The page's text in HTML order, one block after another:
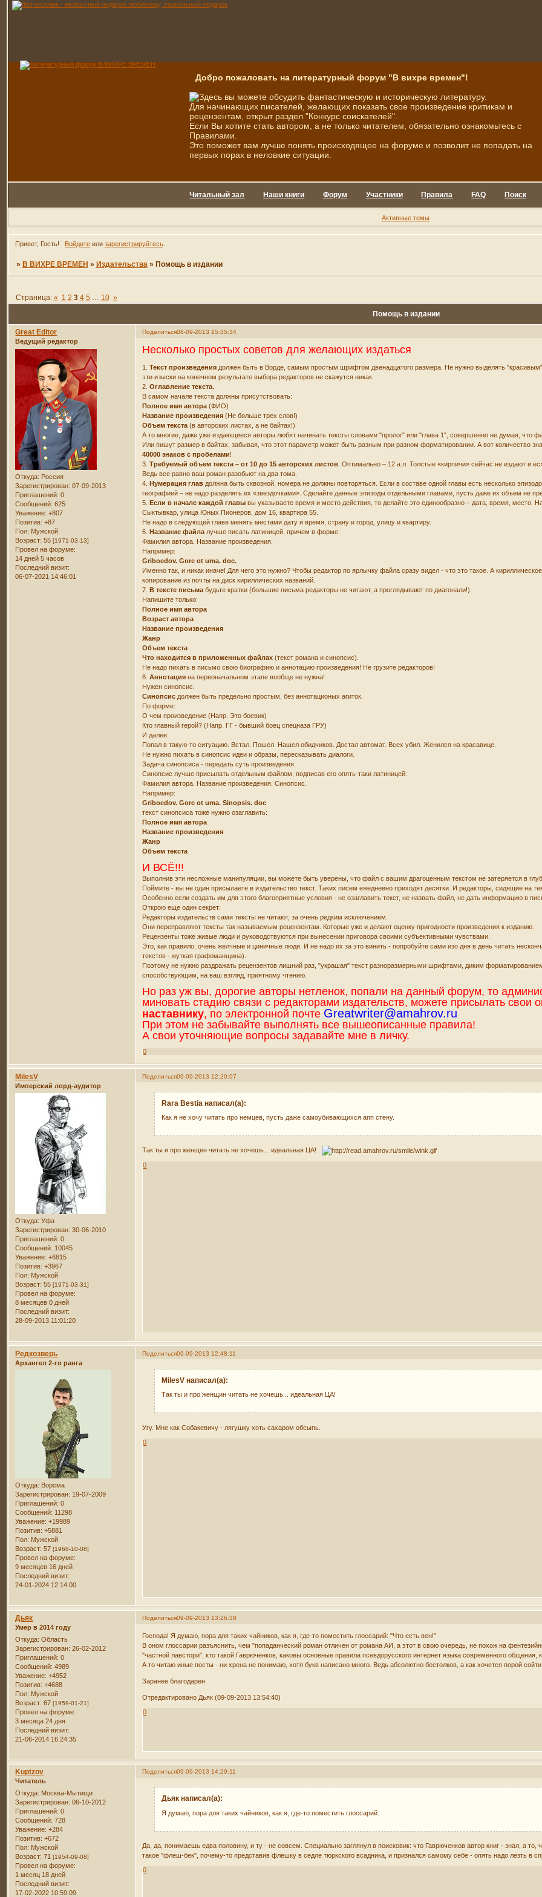
Добро пожаловать на литературный форум "В вихре времен"!
Здесь вы можете обсудить фантастическую и историческую литературу.
Для начинающих писателей, желающих показать свое произведение критикам и
рецензентам, открыт раздел "Конкурс соискателей".
Если Вы хотите стать автором, а не только читателем, обязательно ознакомьтесь с
Правилами.
Это поможет вам лучше понять происходящее на форуме и позволит не попадать на
первых порах в неловкие ситуации.
Читальный зал Наши книги Форум Участники Правила FAQ Поиск
Активные темы
Привет, Гость! Войдитеили зарегистрируйтесь.
» В ВИХРЕ ВРЕМЕН » Издательства » Помощь в издании
Помощь в издании
Страница: « 1 2 3 4 5 … 10 »
Поделиться08-09-2013 15:35:34
Great Editor
Ведущий редактор
Откуда: Россия
Зарегистрирован: 07-09-2013
Приглашений: 0
Сообщений: 625
Уважение: +807
Позитив: +87
Пол: Мужской
Возраст: 55[1971-03-13]
Провел на форуме:
14 дней 5 часов
Последний визит:
06-07-2021 14:46:01
Несколько простых советов для желающих издаться
1.Текст произведения должен быть в Ворде, самым простым шрифтом двенадцатого размера. Не нужно выделять
эти изыски на конечном результате выбора редакторов не скажутся никак.
2.Оглавление текста.
В самом начале текста должны присутствовать:
Полное имя автора (ФИО)
Название произведения(Не больше трех слов!)
Объем текста (в авторских листах, а не байтах!)
А то многие, даже уже издающиеся авторы любят начинать тексты словами "пролог" или "глава 1", совершенно не думая, что
Или пишут размер в байтах, забывая, что этот параметр может быть разным при разном форматировании. А вот количество
40000 знаков с пробелами!
3.Требуемый объем текста – от 10 до 15 авторских листов . Оптимально – 12 а.л. Толстые «кирпичи» сейчас не издают и
Ведь все равно ваш роман разобьют на два тома.
4.Нумерация глав должна быть сквозной, номера не должны повторяться. Если в составе одной главы есть несколько
географией – не надо разделять их «звездочками». Сделайте данные эпизоды отдельными главами, пусть даже их объем не
5.Если в начале каждой главы вы указываете время и место действия, то делайте это единообразно – дата, время,
Сыктывкар, улица Юных Пионеров, дом 16, квартира 55.
Не надо в следующей главе менять местами дату и время, страну и город, улицу и квартиру.
6.Название файла лучше писать латиницей, причем в форме:
Фамилия автора. Название произведения.
Например:
Griboedov. Gore ot uma. doc.
Именно так, и никак иначе! Для чего это нужно? Чтобы редактор по ярлычку файла сразу видел - что это такое. А
копирование из почты на диск кириллических названий.
7.В тексте письма будьте кратки (большие письма редакторы не читают, а проглядывают по диагонали!).
Напишите только:
Полное имя автора
Возраст автора
Название произведения
Жанр
Объем текста
Что находится в приложенных файлах (текст романа и синопсис).
Не надо пихать в письмо свою биографию и аннотацию произведения! Не грузите редакторов!
8.Аннотация на первоначальном этапе вообще не нужна!
Нужен синопсис.
Синопсис должен быть предельно простым, без аннотационых агиток.
По форме:
О чем произведение (Напр. Это боевик)
Кто главный герой? (Напр. ГГ - бывший боец спецназа ГРУ)
И далее:
Попал в такую-то ситуацию. Встал. Пошел. Нашел обидчиков. Достал автомат. Всех убил. Женился на красавице.
Не нужно пихать в синопсис идеи и образы, пересказывать диалоги.
Задача синопсиса - передать суть произведения.
Синопсис лучше присылать отдельным файлом, подписав его опять-таки латиницей:
Фамилия автора. Название произведения. Синопсис.
Например:
Griboedov. Gore ot uma. Sinopsis. doc
текст синопсиса тоже нужно озаглавить:
Полное имя автора
Название произведения
Жанр
Объем текста
И ВСЁ!!!
Выполнив эти несложные манипуляции, вы можете быть уверены, что файл с вашим драгоценным текстом не затеряется в
Поймите - вы не один присылаете в издательство текст. Таких писем ежедневно приходят десятки. И редакторы, сидящие на
Особенно если создать им для этого благоприятные условия - не озаглавить текст, не назвать файл, не дать информацию в
Открою еще один секрет:
Редакторы издательств сами тексты не читают, за очень редким исключением.
Они переправляют тексты так называемым рецензентам. Которые уже и делают оценку пригодности произведения к изданию.
Рецензенты тоже живые люди и руководствуются при вынесении приговора своими субъективными чувствами.
Это, как правило, очень желчные и циничные люди. И не надо их за это винить - попробуйте сами изо дня в день читать
текстов - жуткая графоманщина).
Поэтому не нужно раздражать рецензентов лишний раз, "украшая" текст разноразмерными шрифтами, диким
способствующим, на ваш взгляд, приятному чтению.
Но раз уж вы, дорогие авторы нетленок, попали на данный форум, то
миновать стадию связи с редакторами издательств, можете присылать свои
наставнику, по электронной почте Greatwriter@amahrov.ru
При этом не забывайте выполнять все вышеописанные правила!
А свои уточняющие вопросы задавайте мне в личку.
0
Поделиться09-09-2013 12:20:07
MilesV
Имперский лорд-аудитор
Откуда: Уфа
Зарегистрирован: 30-06-2010
Приглашений: 0
Сообщений: 10045
Уважение: +6815
Позитив: +3967
Пол: Мужской
Возраст: 55[1971-03-31]
Провел на форуме:
8 месяцев 0 дней
Последний визит:
28-09-2013 11:01:20
Rara Bestia написал(а):
Как я не хочу читать про немцев, пусть даже самоубивающихся апп стену.
Так ты и про женщин читать не хочешь... идеальная ЦА!
0
Поделиться09-09-2013 12:48:11
Редкозверь
Архангел 2-го ранга
Откуда: Ворсма
Зарегистрирован: 19-07-2009
Приглашений: 0
Сообщений: 11298
Уважение: +19989
Позитив: +5881
Пол: Мужской
Возраст: 57[1968-10-08]
Провел на форуме:
9 месяцев 16 дней
Последний визит:
24-01-2024 12:14:00
MilesV написал(а):
Так ты и про женщин читать не хочешь... идеальная ЦА!
Угу. Мне как Собакевичу - лягушку хоть сахаром обсыпь.
0
Поделиться09-09-2013 13:26:38
Дьяк
Умер в 2014 году
Откуда: Область
Зарегистрирован: 26-02-2012
Приглашений: 0
Сообщений: 4989
Уважение: +4952
Позитив: +4688
Пол: Мужской
Возраст: 67[1959-01-21]
Провел на форуме:
3 месяца 24 дня
Последний визит:
21-06-2014 16:24:35
Господа! Я думаю, пора для таких чайников, как я, где-то поместить глоссарий: "Что есть вен!"
В оном глоссарии разъяснить, чем "попаданческий роман отличен от романа АИ, а этот в свою очередь, не похож на
"частной лавстори", кто такой Гаврюченков, каковы основные правила псевдорусского интернет языка современного
А то читаю иные посты - ни хрена не понимаю, хотя букв написано много. Ведь абсолютно бестолков, а как хочется порой
Заранее благодарен
Отредактировано Дьяк (09-09-2013 13:54:40)
0
Поделиться09-09-2013 14:29:11
Kuptzov
Читатель
Откуда: Москва-Мытищи
Зарегистрирован: 06-10-2012
Приглашений: 0
Сообщений: 728
Уважение: +284
Позитив: +672
Пол: Мужской
Возраст: 71[1954-09-08]
Провел на форуме:
1 месяц 18 дней
Последний визит:
17-02-2022 10:59:09
Дьяк написал(а):
Я думаю, пора для таких чайников, как я, где-то поместить глоссарий:
Да, да, понимаешь едва половину, и ту - не совсем. Специально заглянул в поисковик: что Гаврюченков автор книг - знал, а
такое "флеш-бек", почему-то представив флешку в седле тюркского всадника, и признался самому себе - опять надо лезть в
0